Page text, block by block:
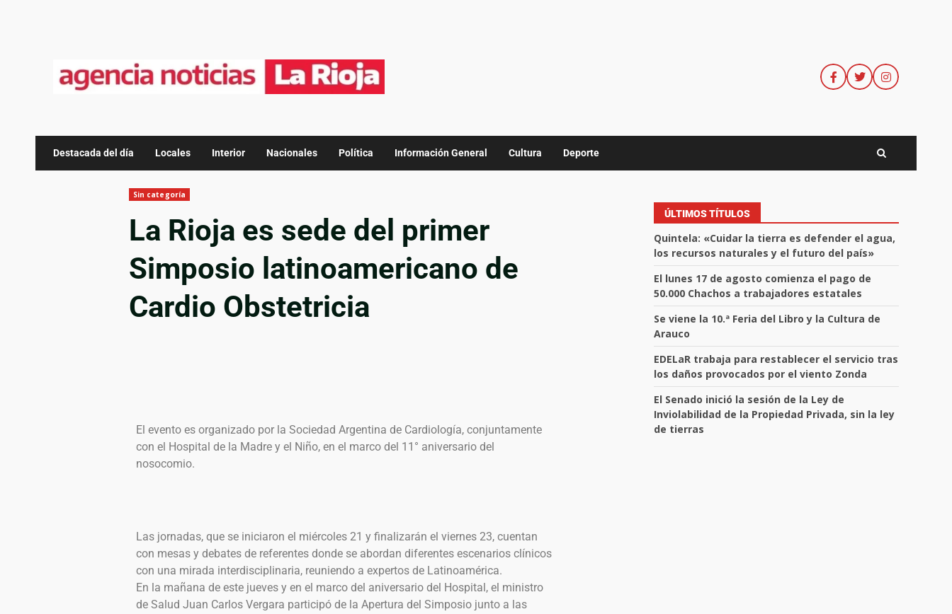
Destacada del día Locales Interior Nacionales Política Información General Cultura Deporte
Sin categoría
La Rioja es sede del primer
Simposio latinoamericano de
Cardio Obstetricia
El evento es organizado por la Sociedad Argentina de Cardiología, conjuntamente
con el Hospital de la Madre y el Niño, en el marco del 11° aniversario del
nosocomio.
Las jornadas, que se iniciaron el miércoles 21 y finalizarán el viernes 23, cuentan
con mesas y debates de referentes donde se abordan diferentes escenarios clínicos
con una mirada interdisciplinaria, reuniendo a expertos de Latinoamérica.
En la mañana de este jueves y en el marco del aniversario del Hospital, el ministro
de Salud Juan Carlos Vergara participó de la Apertura del Simposio junto a las
ÚLTIMOS TÍTULOS
Quintela: «Cuidar la tierra es defender el agua,
los recursos naturales y el futuro del país»
El lunes 17 de agosto comienza el pago de
50.000 Chachos a trabajadores estatales
Se viene la 10.ª Feria del Libro y la Cultura de
Arauco
EDELaR trabaja para restablecer el servicio tras
los daños provocados por el viento Zonda
El Senado inició la sesión de la Ley de
Inviolabilidad de la Propiedad Privada, sin la ley
de tierras